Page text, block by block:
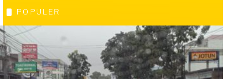
POPULER